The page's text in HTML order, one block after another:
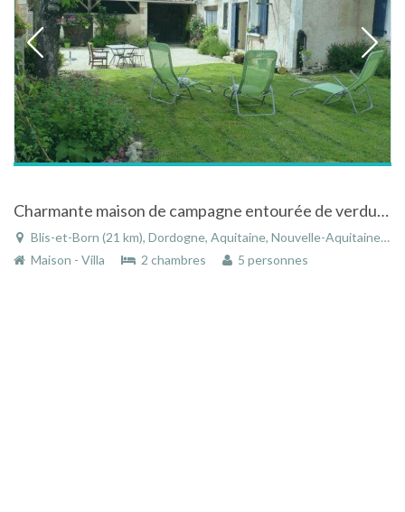
Charmante maison de campagne entourée de verdure
Blis-et-Born (21 km), Dordogne, Aquitaine, Nouvelle-Aquitaine, France
Maison - Villa
2 chambres 5 personnes